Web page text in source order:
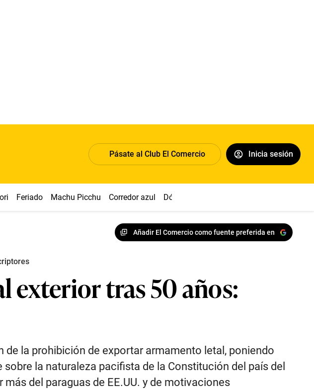
Pásate al Club El Comercio Inicia sesión
Feriado Machu Picchu Corredor azul Dólar
Añadir El Comercio como fuente preferida en
exterior tras 50 años:
la prohibición de exportar armamento letal, poniendo
la naturaleza pacifista de la Constitución del país del
del paraguas de EE.UU. y de motivaciones